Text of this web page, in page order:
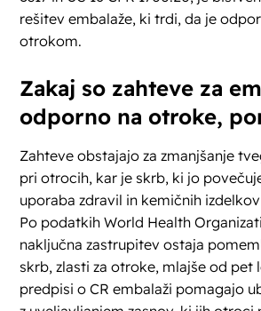
rešitev embalaže, ki trdi, da je
otrokom.
Zakaj so zahteve za
odporno na otroke,
Zahteve obstajajo za zmanjšanje
pri otrocih, kar je skrb, ki jo
uporaba zdravil in kemičnih
Po podatkih World Health
naključna zastrupitev ostaja
skrb, zlasti za otroke, mlajše od pet
predpisi o CR embalaži pomagajo